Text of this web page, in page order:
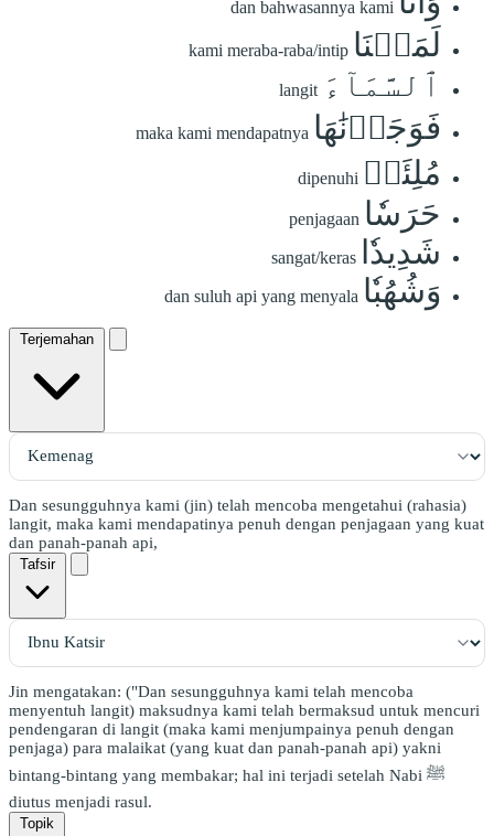
dan bahwasannya kami
لَمَسۡنَا kami meraba-raba/intip
ٱلسَّمَآءَ langit
فَوَجَدۡنَٰهَا maka kami mendapatnya
مُلِئَتۡ dipenuhi
حَرَسٗا penjagaan
شَدِيدٗا sangat/keras
وَشُهُبٗا dan suluh api yang menyala
Terjemahan
Dan sesungguhnya kami (jin) telah mencoba mengetahui (rahasia)
langit, maka kami mendapatinya penuh dengan penjagaan yang kuat
dan panah-panah api,
Tafsir
Jin mengatakan: ("Dan sesungguhnya kami telah mencoba
menyentuh langit) maksudnya kami telah bermaksud untuk mencuri
pendengaran di langit (maka kami menjumpainya penuh dengan
penjaga) para malaikat (yang kuat dan panah-panah api) yakni
bintang-bintang yang membakar; hal ini terjadi setelah Nabi ﷺ
diutus menjadi rasul.
Topik